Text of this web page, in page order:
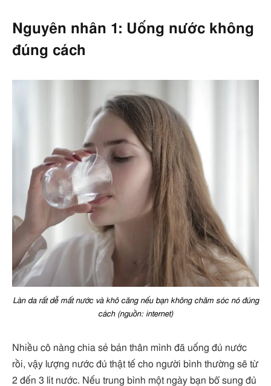
Nguyên nhân 1: Uống nước không
đúng cách
Làn da rất dễ mất nước và khô căng nếu bạn không chăm sóc nó đúng
cách (nguồn: internet)
Nhiều cô nàng chia sẻ bản thân mình đã uống đủ nước
rồi, vậy lượng nước đủ thật tế cho người bình thường sẽ từ
2 đến 3 lít nước. Nếu trung bình một ngày bạn bổ sung đủ